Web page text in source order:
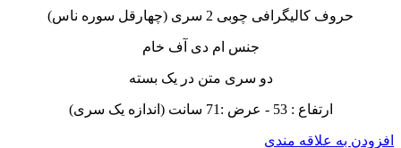
حروف کالیگرافی چوبی 2 سری (چهارقل سوره ناس)
جنس ام دی آف خام
دو سری متن در یک بسته
ارتفاع : 53 - عرض :71 سانت (اندازه یک سری)
افزودن به علاقه مندی